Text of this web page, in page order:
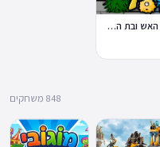
בן האש ובת המים 7: וחברים
848 משחקים